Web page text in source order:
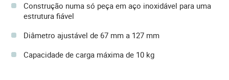
Construção numa só peça em aço inoxidável para uma
estrutura fiável
Diâmetro ajustável de 67 mm a 127 mm
Capacidade de carga máxima de 10 kg